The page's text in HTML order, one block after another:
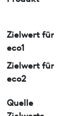
Zielwert für
eco1
Zielwert für
eco2
Quelle